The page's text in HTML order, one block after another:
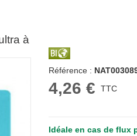
à
Référence :
4,26 € TTC
Idéale en cas de flux